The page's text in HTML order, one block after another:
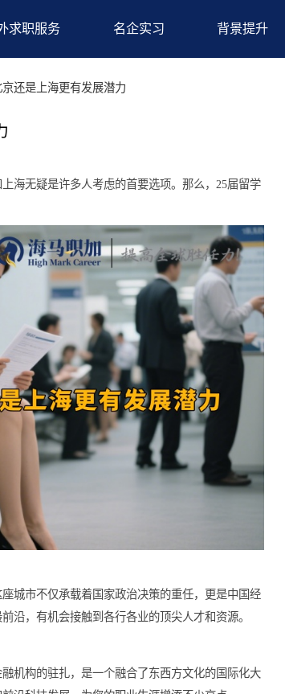
海外求职服务 名企实习
习选北京还是上海更有发展潜力
潜力
北京和上海无疑是许多人考虑的首要选项。那么
。
蕴。这座城市不仅承载着国家政治决策的重任，
济的最前沿，有机会接触到各行各业的顶尖人才